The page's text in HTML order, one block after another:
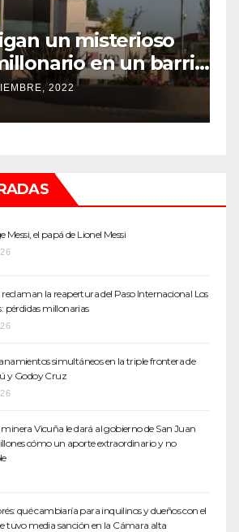
un misterioso
en un barrio
2022
Messi, el papá de Lionel Messi
reclaman la reapertura del Paso Internacional Los
pérdidas millonarias
simultáneos en la triple frontera de
y Godoy Cruz
Vicuña le dará al gobierno de San Juan
cómo un aporte extraordinario y no
qué cambiaría para inquilinos y dueños con el
tuvo media sanción en la Cámara alta